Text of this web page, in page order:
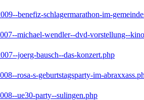
benefiz-schlagermarathon-im-
michael-wendler--dvd-vorstellung--
joerg-bausch--das-konzert.php
rosa-s-geburtstagsparty-im-
ue30-party--sulingen.php